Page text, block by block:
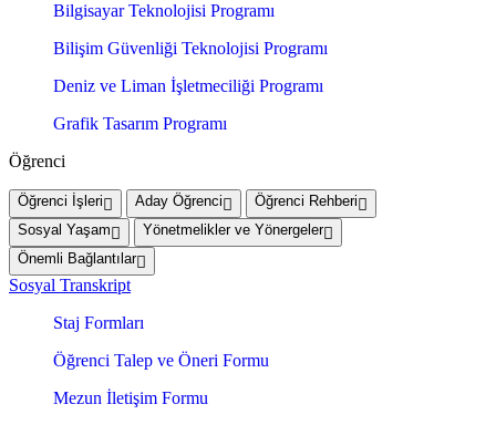
Bilgisayar Teknolojisi Programı
Bilişim Güvenliği Teknolojisi Programı
Deniz ve Liman İşletmeciliği Programı
Grafik Tasarım Programı
Öğrenci
Öğrenci İşleri Aday Öğrenci
Öğrenci Rehberi
Sosyal Yaşam
Yönetmelikler ve Yönergeler
Önemli Bağlantılar
Sosyal Transkript
Staj Formları
Öğrenci Talep ve Öneri Formu
Mezun İletişim Formu